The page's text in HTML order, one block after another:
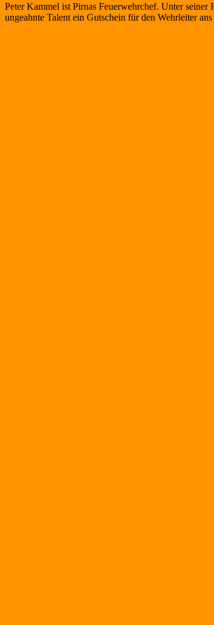
Peter Kammel ist Pirnas Feuerwehrchef. Unter
ungeahnte Talent ein Gutschein für den Wehrleiter